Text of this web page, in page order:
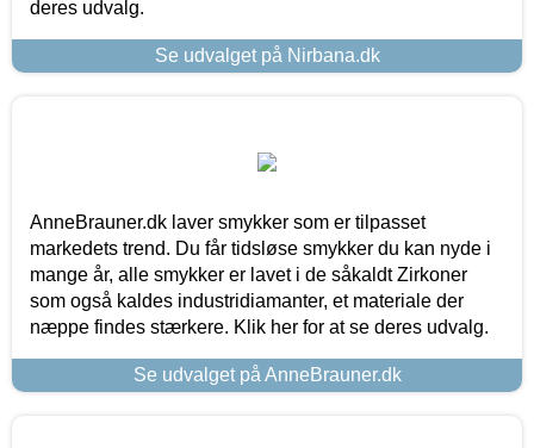
deres udvalg.
Se udvalget på Nirbana.dk
AnneBrauner.dk laver smykker som er tilpasset
markedets trend. Du får tidsløse smykker du kan nyde i
mange år, alle smykker er lavet i de såkaldt Zirkoner
som også kaldes industridiamanter, et materiale der
næppe findes stærkere. Klik her for at se deres udvalg.
Se udvalget på AnneBrauner.dk